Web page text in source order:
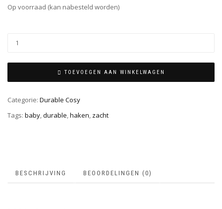
Op voorraad (kan nabesteld worden)
TOEVOEGEN AAN WINKELWAGEN
Categorie: Durable Cosy
Tags: baby,durable,haken, zacht
BESCHRIJVING BEOORDELINGEN (0)